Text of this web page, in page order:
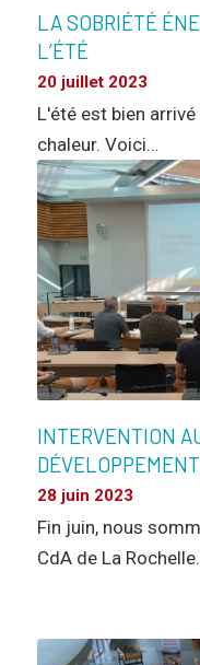
LA SOBRIÉTÉ
L’ÉTÉ
20 juillet 2023
L'été est bien
chaleur. Voici…
INTERVENTION
28 juin 2023
Fin juin, nous
CdA de La